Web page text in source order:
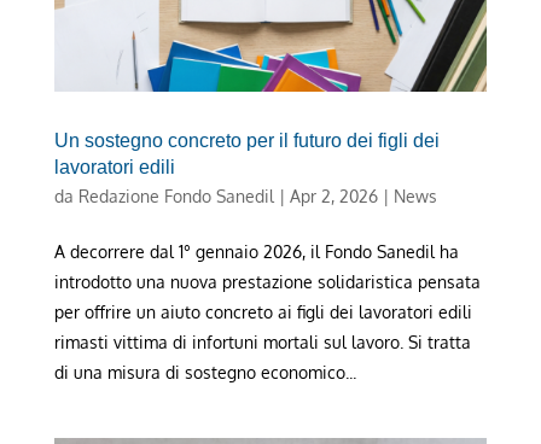
Un sostegno concreto per il futuro dei figli dei
lavoratori edili
da Redazione Fondo Sanedil | Apr 2, 2026| News
A decorrere dal 1° gennaio 2026, il Fondo Sanedil ha
introdotto una nuova prestazione solidaristica pensata
per offrire un aiuto concreto ai figli dei lavoratori edili
rimasti vittima di infortuni mortali sul lavoro. Si tratta
di una misura di sostegno economico...